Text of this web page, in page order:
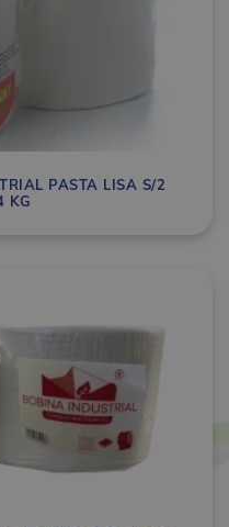
PASTA LISA S/2
KG